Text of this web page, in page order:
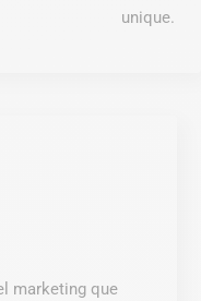
unique.
marketing que